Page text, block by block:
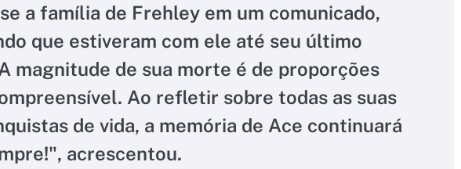
a família de Frehley em um comunicado,
que estiveram com ele até seu último
magnitude de sua morte é de proporções
Ao refletir sobre todas as suas
de vida, a memória de Ace continuará
acrescentou.